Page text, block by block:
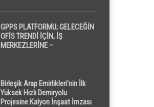
GPPS PLATFORMU; GELECEĞİN
OFİS TRENDİ İÇİN, İŞ
MERKEZLERİNE –
Birleşik Arap Emirlikleri’nin İlk
Yüksek Hızlı Demiryolu
Projesine Kalyon İnşaat İmzası